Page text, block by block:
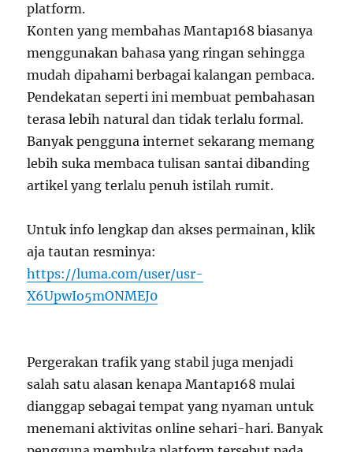
platform.
Konten yang membahas Mantap168 biasanya
menggunakan bahasa yang ringan sehingga
mudah dipahami berbagai kalangan pembaca.
Pendekatan seperti ini membuat pembahasan
terasa lebih natural dan tidak terlalu formal.
Banyak pengguna internet sekarang memang
lebih suka membaca tulisan santai dibanding
artikel yang terlalu penuh istilah rumit.
Untuk info lengkap dan akses permainan, klik
aja tautan resminya:
https://luma.com/user/usr-
X6UpwIo5mONMEJ0
Pergerakan trafik yang stabil juga menjadi
salah satu alasan kenapa Mantap168 mulai
dianggap sebagai tempat yang nyaman untuk
menemani aktivitas online sehari-hari. Banyak